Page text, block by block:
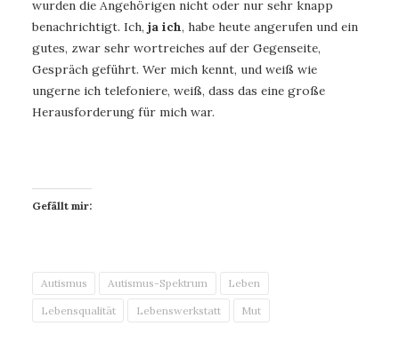
wurden die Angehörigen nicht oder nur sehr knapp
benachrichtigt. Ich, ja ich, habe heute angerufen und ein
gutes, zwar sehr wortreiches auf der Gegenseite,
Gespräch geführt. Wer mich kennt, und weiß wie
ungerne ich telefoniere, weiß, dass das eine große
Herausforderung für mich war.
Gefällt mir:
Autismus Autismus-Spektrum Leben
Lebensqualität Lebenswerkstatt Mut